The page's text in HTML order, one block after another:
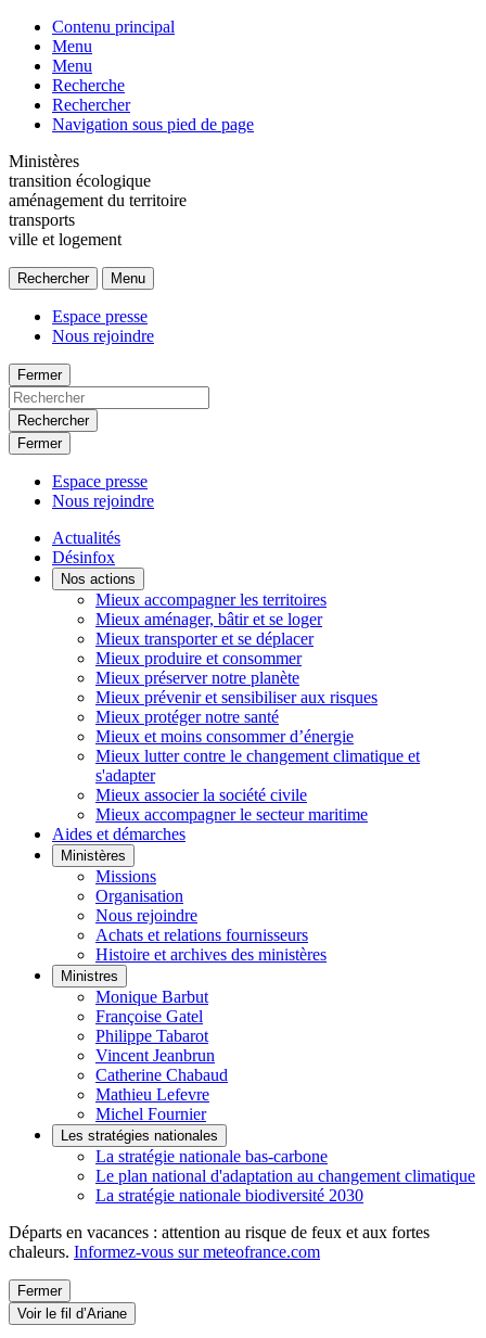
Contenu principal
Menu
Menu
Recherche
Rechercher
Navigation sous pied de page
Ministères
transition écologique
aménagement du territoire
transports
ville et logement
Rechercher Menu
Espace presse
Nous rejoindre
Fermer
Rechercher
Fermer
Espace presse
Nous rejoindre
Actualités
Désinfox
Nos actions
Mieux accompagner les territoires
Mieux aménager, bâtir et se loger
Mieux transporter et se déplacer
Mieux produire et consommer
Mieux préserver notre planète
Mieux prévenir et sensibiliser aux risques
Mieux protéger notre santé
Mieux et moins consommer d’énergie
Mieux lutter contre le changement climatique et
s'adapter
Mieux associer la société civile
Mieux accompagner le secteur maritime
Aides et démarches
Ministères
Missions
Organisation
Nous rejoindre
Achats et relations fournisseurs
Histoire et archives des ministères
Ministres
Monique Barbut
Françoise Gatel
Philippe Tabarot
Vincent Jeanbrun
Catherine Chabaud
Mathieu Lefevre
Michel Fournier
Les stratégies nationales
La stratégie nationale bas-carbone
Le plan national d'adaptation au changement climatique
La stratégie nationale biodiversité 2030
Départs en vacances : attention au risque de feux et aux fortes
chaleurs. Informez-vous sur meteofrance.com
Fermer
Voir le fil d’Ariane